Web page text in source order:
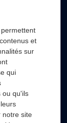
et
sur
qui
ou qu'ils
notre site